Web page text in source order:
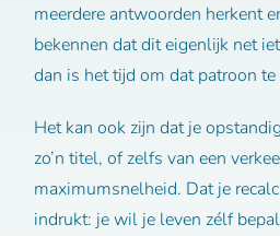
meerdere antwoorden herkent
bekennen dat dit eigenlijk net
dan is het tijd om dat patroon te
Het kan ook zijn dat je
zo’n titel, of zelfs van een
maximumsnelheid. Dat je
indrukt: je wil je leven zélf